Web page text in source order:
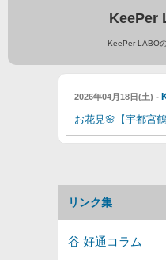
KeePer
KeePer LABO
2026年04月18日(土) -
お花見🌸【宇都宮
リンク集
谷 好通コラム